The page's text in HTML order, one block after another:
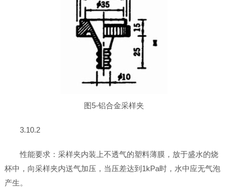
图5-铝合金采样夹
3.10.2
性能要求：采样夹内装上不透气的塑料薄膜，放于盛水的烧
杯中，向采样夹内送气加压，当压差达到1kPa时，水中应无气泡
产生。